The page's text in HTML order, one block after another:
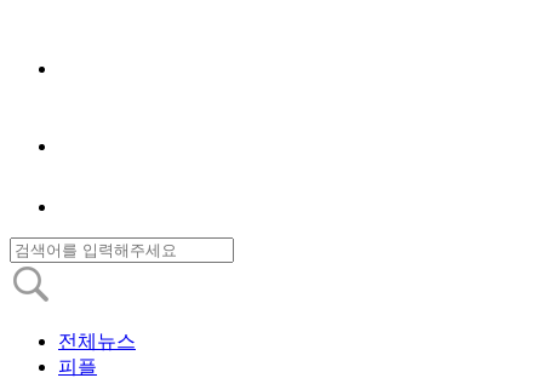
전체뉴스
피플